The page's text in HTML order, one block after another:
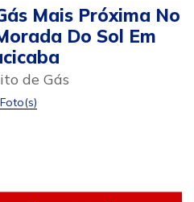
Mais Próxima No
Do Sol Em
de Gás